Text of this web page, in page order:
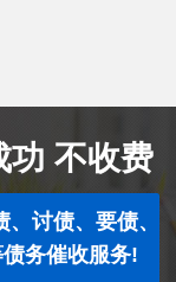
功 不收费
讨债、要债、
务催收服务!